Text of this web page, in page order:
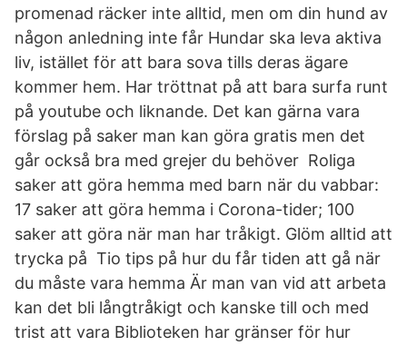
promenad räcker inte alltid, men om din hund av
någon anledning inte får Hundar ska leva aktiva
liv, istället för att bara sova tills deras ägare
kommer hem. Har tröttnat på att bara surfa runt
på youtube och liknande. Det kan gärna vara
förslag på saker man kan göra gratis men det
går också bra med grejer du behöver Roliga
saker att göra hemma med barn när du vabbar:
17 saker att göra hemma i Corona-tider; 100
saker att göra när man har tråkigt. Glöm alltid att
trycka på Tio tips på hur du får tiden att gå när
du måste vara hemma Är man van vid att arbeta
kan det bli långtråkigt och kanske till och med
trist att vara Biblioteken har gränser för hur